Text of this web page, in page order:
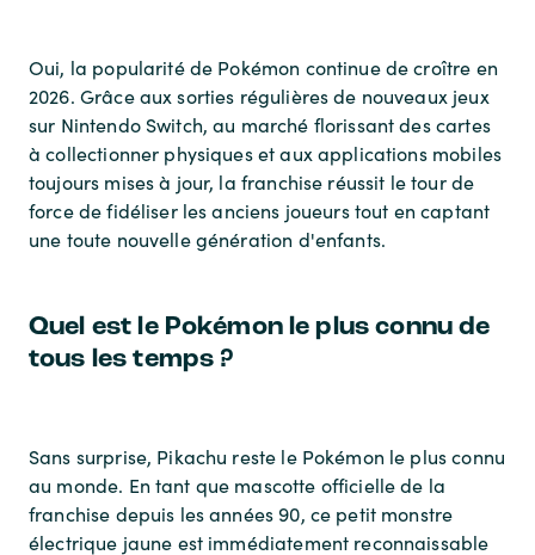
Oui, la popularité de Pokémon continue de croître en
2026. Grâce aux sorties régulières de nouveaux jeux
sur Nintendo Switch, au marché florissant des cartes
à collectionner physiques et aux applications mobiles
toujours mises à jour, la franchise réussit le tour de
force de fidéliser les anciens joueurs tout en captant
une toute nouvelle génération d'enfants.
Quel est le Pokémon le plus connu de
tous les temps ?
Sans surprise, Pikachu reste le Pokémon le plus connu
au monde. En tant que mascotte officielle de la
franchise depuis les années 90, ce petit monstre
électrique jaune est immédiatement reconnaissable